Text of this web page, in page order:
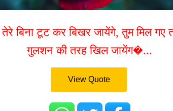
तेरे बिना टूट कर बिखर जायेंगे, तुम मिल गए
गुलशन की तरह खिल जायेंग�...
View Quote